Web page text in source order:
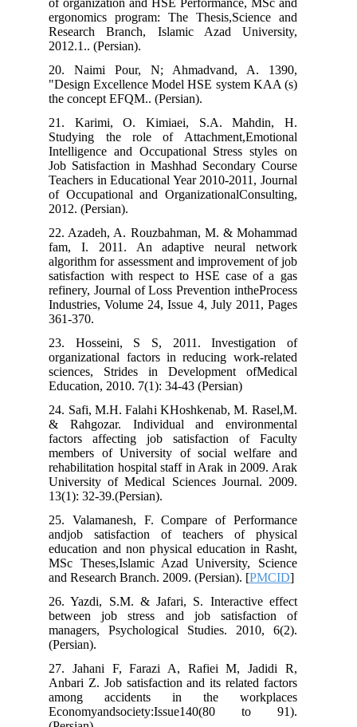
of organization and HSE Performance,
ergonomics program: The
Research Branch, Islamic Azad
20. Naimi Pour, N; Ahmadvand,
"Design Excellence Model HSE
the concept EFQM.. (Persian).
21. Karimi, O. Kimiaei, S.A.
Studying the role of
Intelligence and Occupational Stress
Job Satisfaction in Mashhad
Teachers in Educational Year 2010-
of Occupational and
22. Azadeh, A. Rouzbahman, M. &
fam, I. 2011. An adaptive neural
algorithm for assessment and
satisfaction with respect to HSE case
refinery, Journal of Loss Prevention
Industries, Volume 24, Issue 4, July
23. Hosseini, S S, 2011.
organizational factors in reducing
sciences, Strides in Development
Education, 2010. 7(1): 34-43 (Persian)
24. Safi, M.H. Falahi KHoshkenab, M.
& Rahgozar. Individual and
factors affecting job satisfaction of
members of University of social
rehabilitation hospital staff in Arak in
University of Medical Sciences
13(1): 32-39.(Persian).
25. Valamanesh, F. Compare of
andjob satisfaction of teachers of
education and non physical education
MSc Theses,Islamic Azad University,
and Research Branch. 2009. (Persian). [
26. Yazdi, S.M. & Jafari, S.
between job stress and job
managers, Psychological Studies.
27. Jahani F, Farazi A, Rafiei M,
Anbari Z. Job satisfaction and its
among accidents in the